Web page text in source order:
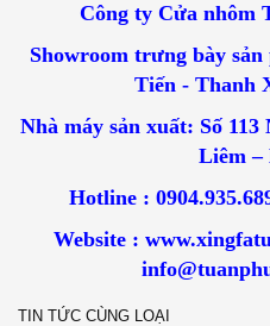
Công ty Cửa nhôm
Showroom trưng bày
Tiến - Thanh
Nhà máy sản xuất: Số
Liêm –
Hotline :
Website :
TIN TỨC CÙNG LOẠI